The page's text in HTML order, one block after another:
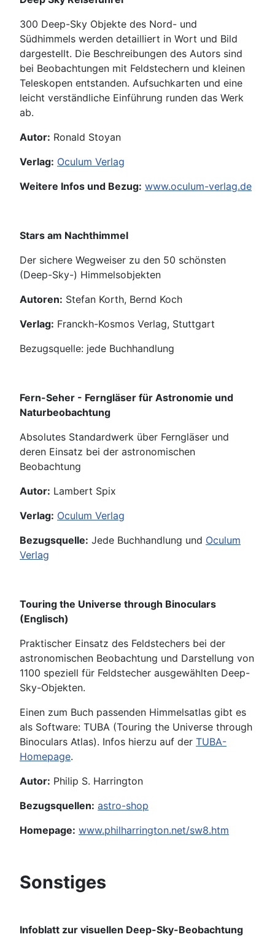
300 Deep-Sky Objekte des Nord- und
Südhimmels werden detailliert in Wort und Bild
dargestellt. Die Beschreibungen des Autors sind
bei Beobachtungen mit Feldstechern und kleinen
Teleskopen entstanden. Aufsuchkarten und eine
leicht verständliche Einführung runden das Werk
ab.
Autor: Ronald Stoyan
Verlag: Oculum Verlag
Weitere Infos und Bezug: www.oculum-verlag.de
Stars am Nachthimmel
Der sichere Wegweiser zu den 50 schönsten
(Deep-Sky-) Himmelsobjekten
Autoren: Stefan Korth, Bernd Koch
Verlag: Franckh-Kosmos Verlag, Stuttgart
Bezugsquelle: jede Buchhandlung
Fern-Seher - Ferngläser für Astronomie und
Naturbeobachtung
Absolutes Standardwerk über Ferngläser und
deren Einsatz bei der astronomischen
Beobachtung
Autor: Lambert Spix
Verlag: Oculum Verlag
Bezugsquelle: Jede Buchhandlung und Oculum
Verlag
Touring the Universe through Binoculars
(Englisch)
Praktischer Einsatz des Feldstechers bei der
astronomischen Beobachtung und Darstellung von
1100 speziell für Feldstecher ausgewählten Deep-
Sky-Objekten.
Einen zum Buch passenden Himmelsatlas gibt es
als Software: TUBA (Touring the Universe through
Binoculars Atlas). Infos hierzu auf der TUBA-
Homepage.
Autor: Philip S. Harrington
Bezugsquellen: astro-shop
Homepage: www.philharrington.net/sw8.htm
Sonstiges
Infoblatt zur visuellen Deep-Sky-Beobachtung